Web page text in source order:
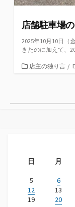
店舗駐車場
2025年10月10日（
きたのに加えて、
カ
ー
店主の独り言 /
日
月
5
6
12
13
19
20